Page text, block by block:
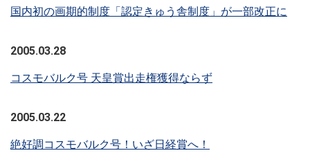
国内初の画期的制度「認定きゅう舎制度」が一部改正に
2005.03.28
コスモバルク号 天皇賞出走権獲得ならず
2005.03.22
絶好調コスモバルク号！いざ日経賞へ！